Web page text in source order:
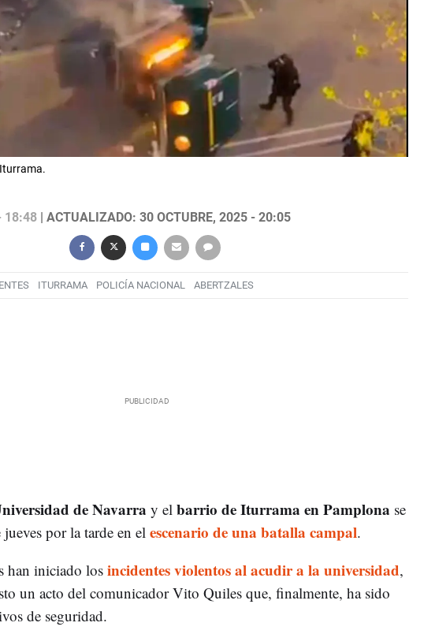
18:48| ACTUALIZADO: 30 OCTUBRE, 2025 - 20:05
ITURRAMA POLICÍA NACIONAL ABERTZALES
de Navarra y el barrio de Iturrama en Pamplona se
por la tarde en el escenario de una batalla campal.
han iniciado losincidentes violentos al acudir a la universidad,
un acto del comunicador Vito Quiles que, finalmente, ha sido
de seguridad.